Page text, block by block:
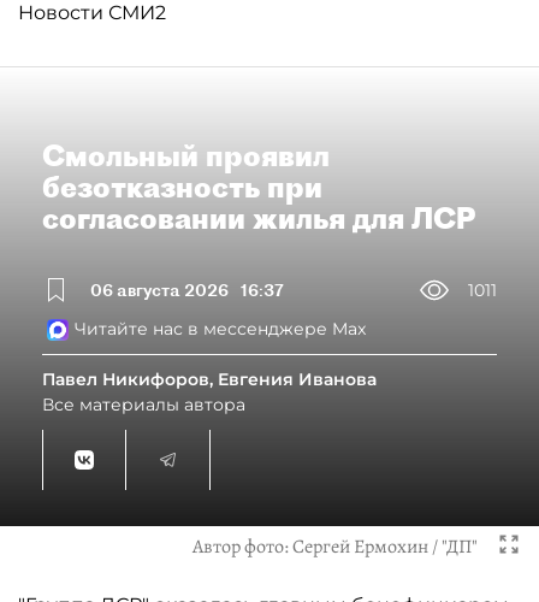
Новости СМИ2
Смольный проявил
безотказность при
согласовании жилья для ЛСР
06 августа 2026 16:37
1011
Читайте нас в мессенджере Max
Павел Никифоров, Евгения Иванова
Все материалы автора
Автор фото:Сергей Ермохин / "ДП"